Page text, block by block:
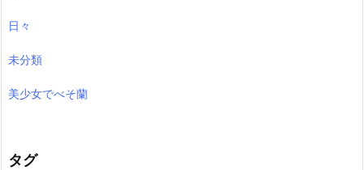
日々
未分類
美少女でべそ蘭
タグ